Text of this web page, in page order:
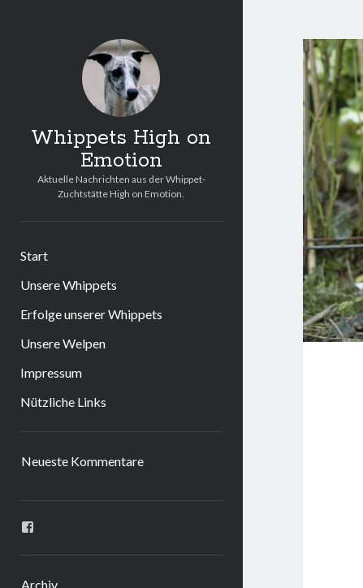
Whippets High on
Emotion
Aktuelle Nachrichten aus der Whippet-
Zuchtstätte High on Emotion.
Start
Unsere Whippets
Erfolge unserer Whippets
Unsere Welpen
Impressum
Nützliche Links
Neueste Kommentare
Profil
ingrid.krahheiermann
Facebook
Archiv